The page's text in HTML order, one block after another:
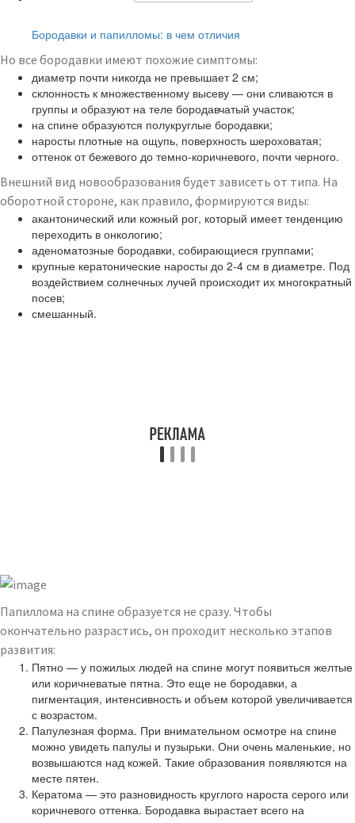
Бородавки и папилломы: в чем отличия
Но все бородавки имеют похожие симптомы:
диаметр почти никогда не превышает 2 см;
склонность к множественному высеву — они сливаются в
группы и образуют на теле бородавчатый участок;
на спине образуются полукруглые бородавки;
наросты плотные на ощупь, поверхность шероховатая;
оттенок от бежевого до темно-коричневого, почти черного.
Внешний вид новообразования будет зависеть от типа. На
оборотной стороне, как правило, формируются виды:
акантонический или кожный рог, который имеет тенденцию
переходить в онкологию;
аденоматозные бородавки, собирающиеся группами;
крупные кератонические наросты до 2-4 см в диаметре. Под
воздействием солнечных лучей происходит их многократный
посев;
смешанный.
Папиллома на спине образуется не сразу. Чтобы
окончательно разрастись, он проходит несколько этапов
развития:
Пятно — у пожилых людей на спине могут появиться желтые
или коричневатые пятна. Это еще не бородавки, а
пигментация, интенсивность и объем которой увеличивается
с возрастом.
Папулезная форма. При внимательном осмотре на спине
можно увидеть папулы и пузырьки. Они очень маленькие, но
возвышаются над кожей. Такие образования появляются на
месте пятен.
Кератома — это разновидность круглого нароста серого или
коричневого оттенка. Бородавка вырастает всего на